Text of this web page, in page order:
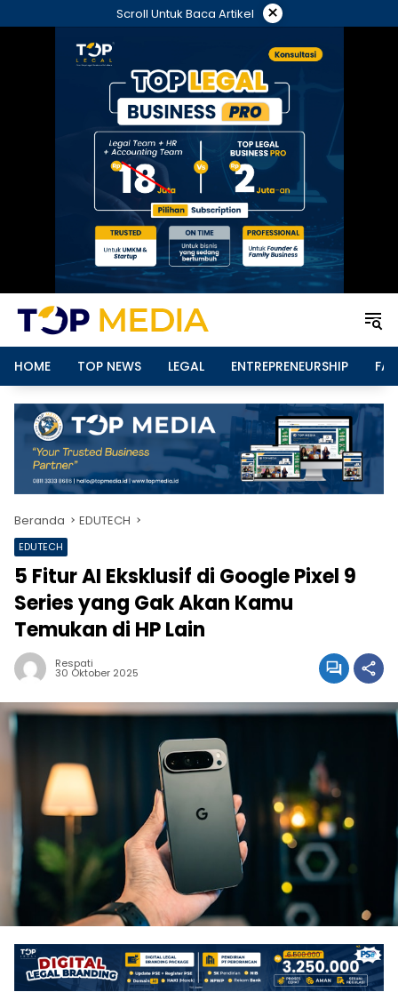
ke
Scroll Untuk Baca Artikel ×
HOME TOP NEWS LEGAL ENTREPRENEURSHIP
Beranda EDUTECH
EDUTECH
5 Fitur AI Eksklusif di Google Pixel 9
Series yang Gak Akan Kamu
Temukan di HP Lain
Respati
30 Oktober 2025